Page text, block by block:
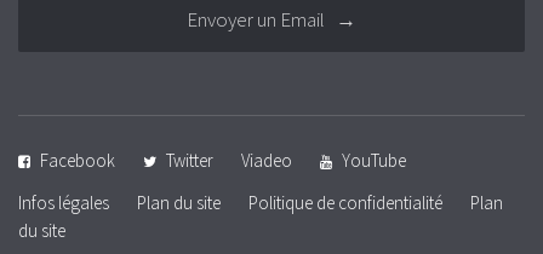
Envoyer un Email →
Facebook Twitter Viadeo
YouTube
Infos légales
Plan du site Politique de confidentialité
Plan
du site